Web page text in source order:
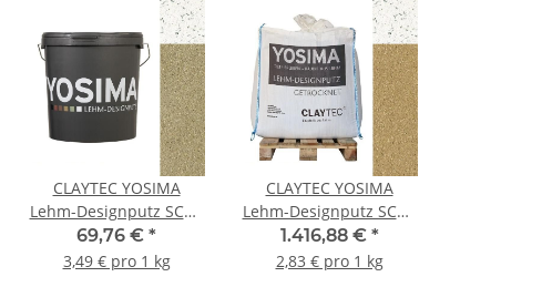
CLAYTEC YOSIMA
Lehm-Designputz SCGE
3.0 HE - 20 kg Eimer
69,76 € *
3,49 € pro 1 kg
CLAYTEC YOSIMA
Lehm-Designputz SCGE
4.0 HE - 500 kg BigBag
1.416,88 € *
2,83 € pro 1 kg